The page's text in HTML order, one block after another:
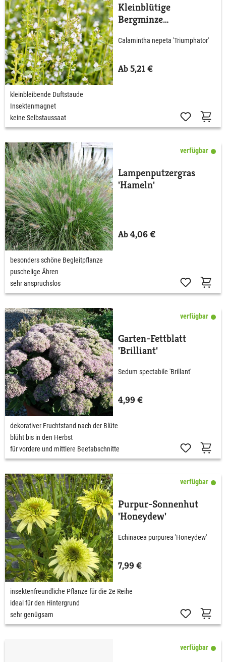
Kleinblütige
Bergminze
Calamintha nepeta 'Triumphator'
Ab 5,21 €
kleinbleibende Duftstaude
Insektenmagnet
keine Selbstaussaat
verfügbar
Lampenputzergras
'Hameln'
Ab 4,06 €
besonders schöne Begleitpflanze
puschelige Ähren
sehr anspruchslos
verfügbar
Garten-Fettblatt
'Brilliant'
Sedum spectabile 'Brillant'
4,99 €
dekorativer Fruchtstand nach der Blüte
blüht bis in den Herbst
für vordere und mittlere Beetabschnitte
verfügbar
Purpur-Sonnenhut
'Honeydew'
Echinacea purpurea 'Honeydew'
7,99 €
insektenfreundliche Pflanze für die 2e Reihe
ideal für den Hintergrund
sehr genügsam
verfügbar